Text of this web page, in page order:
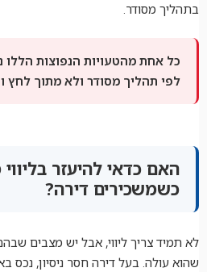
בתהליך מסודר.
כל אחת מהטעויות הנפוצות הללו
לפי תהליך מסודר ולא מתוך לחץ
האם כדאי להיעזר
כשמשכירים דירה?
לא תמיד צריך ליווי, אבל יש מצבים
שהוא עולה. בעל דירה חסר ניסיון, נכס